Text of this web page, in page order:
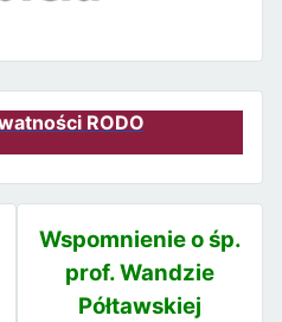
RODO
Wspomnienie o śp.
prof. Wandzie
Półtawskiej